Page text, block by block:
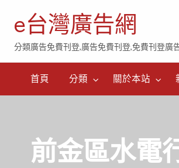
e台灣廣告網
分類廣告免費刊登,廣告免費刊登,免費刊登廣
首頁 分類 關於本站
前金區水電